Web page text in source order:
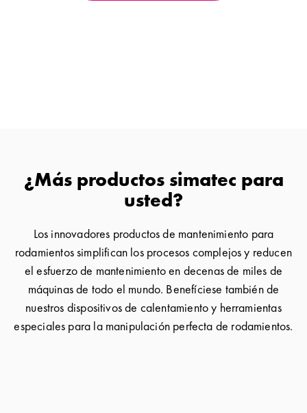
¿Más productos simatec para
usted?
Los innovadores productos de mantenimiento para
rodamientos simplifican los procesos complejos y reducen
el esfuerzo de mantenimiento en decenas de miles de
máquinas de todo el mundo. Benefíciese también de
nuestros dispositivos de calentamiento y herramientas
especiales para la manipulación perfecta de rodamientos.